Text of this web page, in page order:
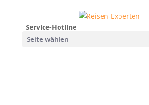
Service-Hotline
Seite wählen